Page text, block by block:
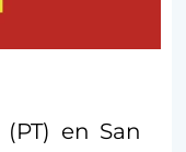
(PT) en San